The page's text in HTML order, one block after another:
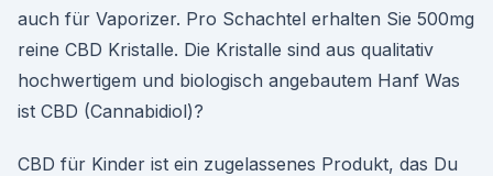
auch für Vaporizer. Pro Schachtel erhalten Sie 500mg
reine CBD Kristalle. Die Kristalle sind aus qualitativ
hochwertigem und biologisch angebautem Hanf Was
ist CBD (Cannabidiol)?
CBD für Kinder ist ein zugelassenes Produkt, das Du